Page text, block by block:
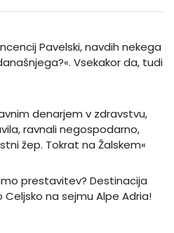
Pavelski, navdih nekega
Vsekakor da, tudi
denarjem v zdravstvu,
ravnali negospodarno,
žep. Tokrat na Žalskem«
prestavitev? Destinacija
Celjsko na sejmu Alpe Adria!